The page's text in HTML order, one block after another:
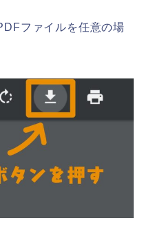
ファイルを任意の場